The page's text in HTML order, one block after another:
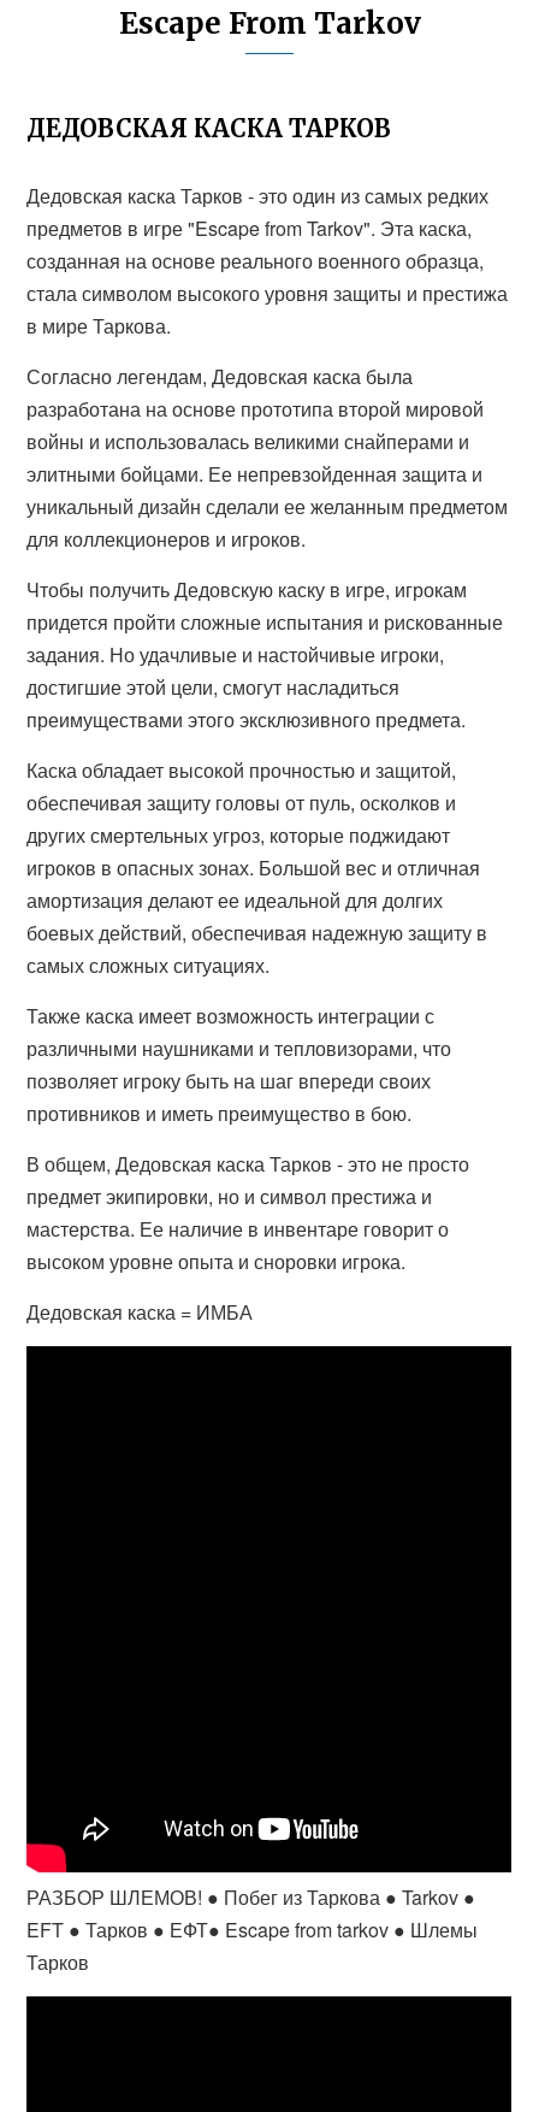
Escape From Tarkov
ДЕДОВСКАЯ КАСКА ТАРКОВ
Дедовская каска Тарков - это один из самых редких
предметов в игре "Escape from Tarkov". Эта каска,
созданная на основе реального военного образца,
стала символом высокого уровня защиты и престижа
в мире Таркова.
Согласно легендам, Дедовская каска была
разработана на основе прототипа второй мировой
войны и использовалась великими снайперами и
элитными бойцами. Ее непревзойденная защита и
уникальный дизайн сделали ее желанным предметом
для коллекционеров и игроков.
Чтобы получить Дедовскую каску в игре, игрокам
придется пройти сложные испытания и рискованные
задания. Но удачливые и настойчивые игроки,
достигшие этой цели, смогут насладиться
преимуществами этого эксклюзивного предмета.
Каска обладает высокой прочностью и защитой,
обеспечивая защиту головы от пуль, осколков и
других смертельных угроз, которые поджидают
игроков в опасных зонах. Большой вес и отличная
амортизация делают ее идеальной для долгих
боевых действий, обеспечивая надежную защиту в
самых сложных ситуациях.
Также каска имеет возможность интеграции с
различными наушниками и тепловизорами, что
позволяет игроку быть на шаг впереди своих
противников и иметь преимущество в бою.
В общем, Дедовская каска Тарков - это не просто
предмет экипировки, но и символ престижа и
мастерства. Ее наличие в инвентаре говорит о
высоком уровне опыта и сноровки игрока.
Дедовская каска = ИМБА
РАЗБОР ШЛЕМОВ! ● Побег из Таркова ● Tarkov ●
EFT ● Тарков ● ЕФТ● Escape from tarkov ● Шлемы
Тарков